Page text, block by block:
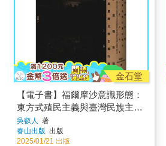
金石堂
【電子書】福爾摩沙意識形態：
東方式殖民主義與臺灣民族主義
的興起 1895-1945
吳叡人 著
春山出版 出版
2025/01/21 出版